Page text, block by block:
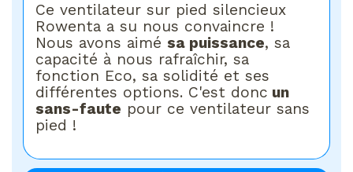
Ce ventilateur sur pied silencieux
Rowenta a su nous convaincre !
Nous avons aimé sa puissance, sa
capacité à nous rafraîchir, sa
fonction Eco, sa solidité et ses
différentes options. C'est donc un
sans-faute pour ce ventilateur sans
pied !